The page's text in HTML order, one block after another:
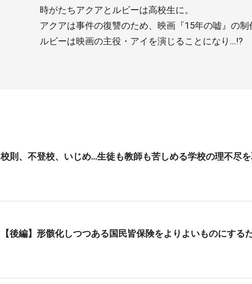
時がたちアクアとルビーは高校生に。
アクアは事件の復讐のため、映画『15年の嘘』の
ルビーは映画の主役・アイを演じることになり…!?
校則、不登校、いじめ…生徒も教師も苦しめる学校の理不尽
【後編】形骸化しつつある国民皆保険をよりよいものにする